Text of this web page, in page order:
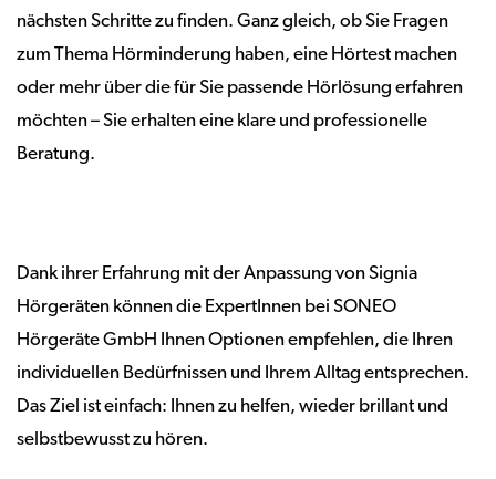
nächsten Schritte zu finden. Ganz gleich, ob Sie Fragen
zum Thema Hörminderung haben, eine Hörtest machen
oder mehr über die für Sie passende Hörlösung erfahren
möchten – Sie erhalten eine klare und professionelle
Beratung.
Dank ihrer Erfahrung mit der Anpassung von Signia
Hörgeräten können die ExpertInnen bei SONEO
Hörgeräte GmbH Ihnen Optionen empfehlen, die Ihren
individuellen Bedürfnissen und Ihrem Alltag entsprechen.
Das Ziel ist einfach: Ihnen zu helfen, wieder brillant und
selbstbewusst zu hören.